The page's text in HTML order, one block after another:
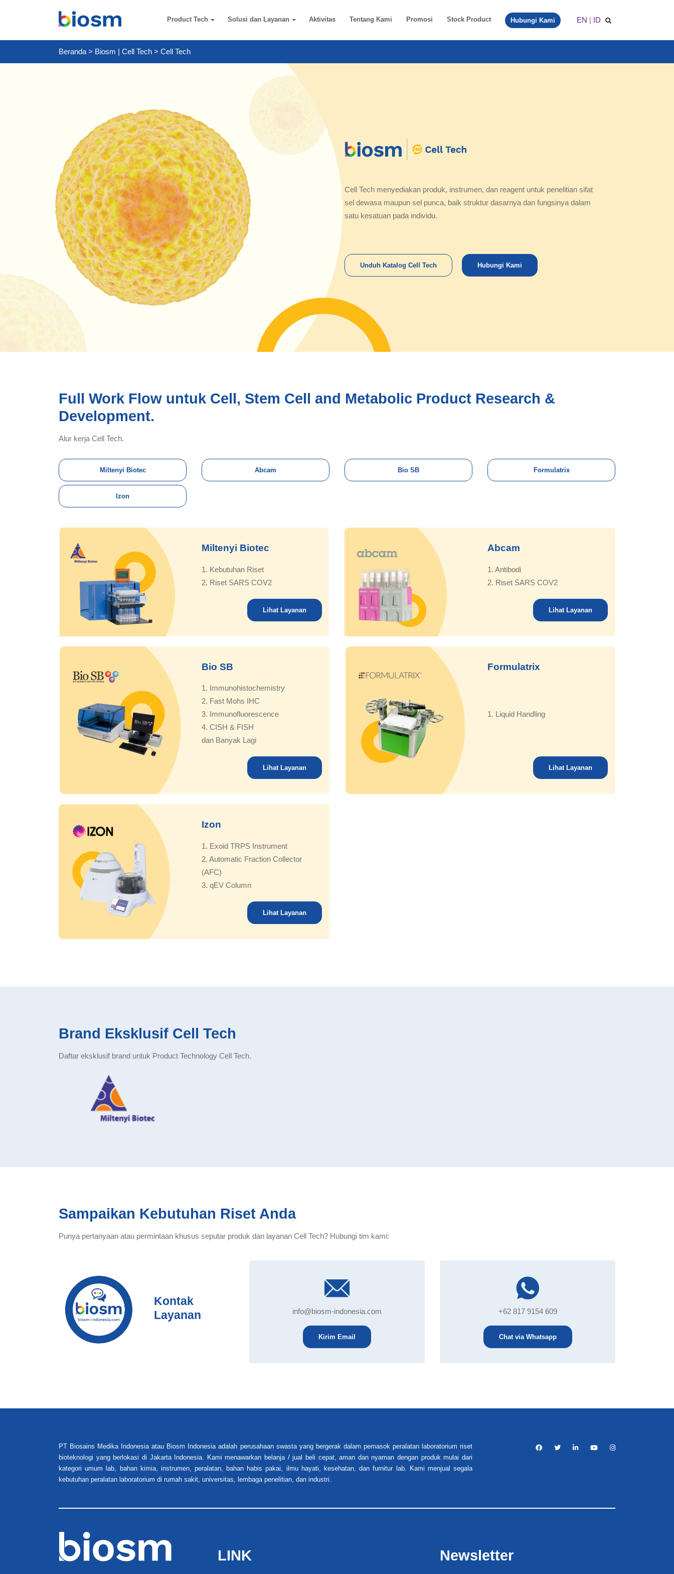
Product Tech Solusi dan Layanan Aktivitas Tentang Kami Promosi Stock Product Hubungi Kami EN | ID
Beranda > Biosm | Cell Tech > Cell Tech
Cell Tech menyediakan produk, instrumen, dan reagent untuk penelitian sifat
sel dewasa maupun sel punca, baik struktur dasarnya dan fungsinya dalam
satu kesatuan pada individu.
Unduh Katalog Cell Tech Hubungi Kami
Full Work Flow untuk Cell, Stem Cell and Metabolic Product Research &
Development.
Alur kerja Cell Tech.
Miltenyi Biotec Abcam Bio SB Formulatrix
Izon
Miltenyi Biotec
1. Kebutuhan Riset
2. Riset SARS COV2
Lihat Layanan
Abcam
1. Antibodi
2. Riset SARS COV2
Lihat Layanan
Bio SB
1. Immunohistochemistry
2. Fast Mohs IHC
3. Immunofluorescence
4. CISH & FISH
dan Banyak Lagi
Lihat Layanan
Formulatrix
1. Liquid Handling
Lihat Layanan
Izon
1. Exoid TRPS Instrument
2. Automatic Fraction Collector
(AFC)
3. qEV Column
Lihat Layanan
Brand Eksklusif Cell Tech
Daftar eksklusif brand untuk Product Technology Cell Tech.
Sampaikan Kebutuhan Riset Anda
Punya pertanyaan atau permintaan khusus seputar produk dan layanan Cell Tech? Hubungi tim kami:
Kontak
Layanan
info@biosm-indonesia.com
Kirim Email
+62 817 9154 609
Chat via Whatsapp
PT Biosains Medika Indonesia atau Biosm Indonesia adalah perusahaan swasta yang bergerak dalam pemasok peralatan laboratorium riset
bioteknologi yang berlokasi di Jakarta Indonesia. Kami menawarkan belanja / jual beli cepat, aman dan nyaman dengan produk mulai dari
kategori umum lab, bahan kimia, instrumen, peralatan, bahan habis pakai, ilmu hayati, kesehatan, dan furnitur lab. Kami menjual segala
kebutuhan peralatan laboratorium di rumah sakit, universitas, lembaga penelitian, dan industri.
LINK Newsletter